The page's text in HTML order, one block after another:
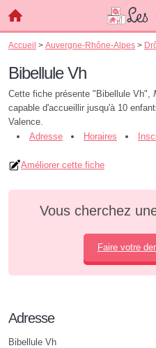
Accueil > Auvergne-Rhône-Alpes >
Bibellule Vh
Cette fiche présente "Bibellule Vh",
capable d'accueillir jusqu'à 10
Valence.
Adresse
Horaires
Améliorer cette fiche
Vous cherchez
Faire votre
Adresse
Bibellule Vh